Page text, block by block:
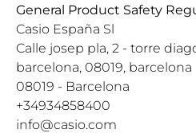
General Product Safety
Casio España Sl
Calle josep pla, 2 - torre
barcelona, 08019, barcelona
08019 - Barcelona
+34934858400
info@casio.com